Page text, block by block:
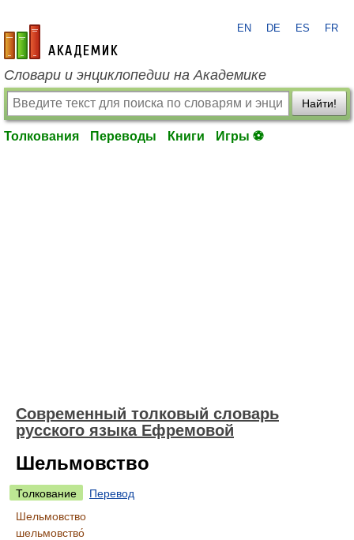
academic.ru
EN DE ES FR
Словари и энциклопедии на Академике
Найти!
Толкования Переводы Книги Игры ⚽
Современный толковый словарь
русского языка Ефремовой
Шельмовство
Толкование
Перевод
Шельмовство
шельмовство́